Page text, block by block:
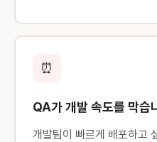
⏰
QA가 개발 속도를 막습
개발팀이 빠르게 배포하고